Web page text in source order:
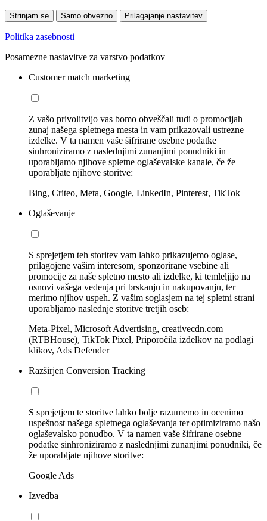
Strinjam se Samo obvezno Prilagajanje nastavitev
Politika zasebnosti
Posamezne nastavitve za varstvo podatkov
Customer match marketing
Z vašo privolitvijo vas bomo obveščali tudi o promocijah
zunaj našega spletnega mesta in vam prikazovali ustrezne
izdelke. V ta namen vaše šifrirane osebne podatke
sinhroniziramo z naslednjimi zunanjimi ponudniki in
uporabljamo njihove spletne oglaševalske kanale, če že
uporabljate njihove storitve:
Bing, Criteo, Meta, Google, LinkedIn, Pinterest, TikTok
Oglaševanje
S sprejetjem teh storitev vam lahko prikazujemo oglase,
prilagojene vašim interesom, sponzorirane vsebine ali
promocije za naše spletno mesto ali izdelke, ki temleljijo na
osnovi vašega vedenja pri brskanju in nakupovanju, ter
merimo njihov uspeh. Z vašim soglasjem na tej spletni strani
uporabljamo naslednje storitve tretjih oseb:
Meta-Pixel, Microsoft Advertising, creativecdn.com
(RTBHouse), TikTok Pixel, Priporočila izdelkov na podlagi
klikov, Ads Defender
Razširjen Conversion Tracking
S sprejetjem te storitve lahko bolje razumemo in ocenimo
uspešnost našega spletnega oglaševanja ter optimiziramo našo
oglaševalsko ponudbo. V ta namen vaše šifrirane osebne
podatke sinhroniziramo z naslednjimi zunanjimi ponudniki, če
že uporabljate njihove storitve:
Google Ads
Izvedba